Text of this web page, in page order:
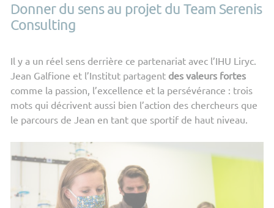
Donner du sens au projet du Team Serenis
Consulting
Il y a un réel sens derrière ce partenariat avec l’IHU Liryc.
Jean Galfione et l’Institut partagent des valeurs fortes
comme la passion, l’excellence et la persévérance : trois
mots qui décrivent aussi bien l’action des chercheurs que
le parcours de Jean en tant que sportif de haut niveau.